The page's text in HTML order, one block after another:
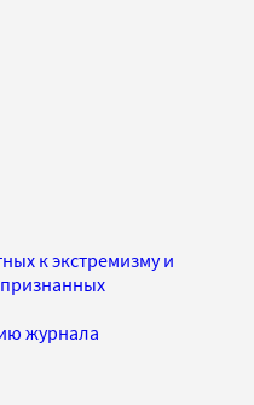
к экстремизму и
журнала